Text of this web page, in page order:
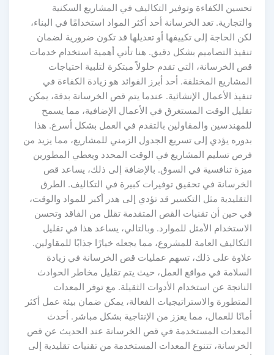
الكفاءة وتوفير التكاليف في المشاريع السكنية
تعد الخرسانة أحد أكثر المواد استخدامًا في البناء،
الحاجة إلى تكييفها أو تعديلها قد تكون ضرورية لضمان
التصاميم بشكل دقيق. هنا تأتي أهمية استخدام خدمات
الخرسانة، التي تقدم حلولاً مبتكرة لتلبية احتياجات
المختلفة. أحد أبرز الفوائد هو زيادة الكفاءة في
الأعمال الإنشائية. عندما يتم قص الخرسانة بدقة، يمكن
الوقت المستغرق في الأعمال الإضافية، مما يسمح
والمقاولين بالتقدم في العمل بشكل أسرع. هذا
يؤدي إلى تسريع الجدول الزمني للمشاريع، مما يزيد من
تسليم المشاريع في الوقت المحدد ويعطي المطورين
تنافسية في السوق. بالإضافة إلى ذلك، يساعد قص
في تحقيق توفيرات كبيرة في التكاليف. الطرق
مثل التكسير قد تؤدي إلى هدر أكبر للمواد والوقت،
حين أن تقنيات القص المتقدمة تقلل من الفاقد وتحسن
الأمثل للموارد. وبالتالي، يساعد هذا في تقليل
العامة للمشروع، مما يجعله خيارًا جذابًا للمقاولين.
على ذلك، تسهم عمليات قص الخرسانة في زيادة
في مواقع العمل، حيث يتم تقليل مخاطر الحوادث
عن استخدام الأدوات الثقيلة. مع توفر المعدات
والاستراتيجيات الفعالة، يمكن ضمان بيئة عمل أكثر
للعمال، مما يعزز من الإنتاجية بشكل مباشر. أحدث
المستخدمة في قص الخرسانة عند الحديث عن قص
تتنوع المعدات المستخدمة من تقنيات تقليدية إلى